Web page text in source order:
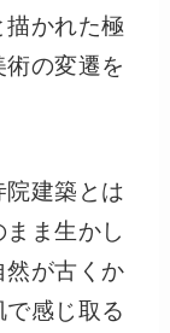
かれた極
の変遷を
建築とは
ま生かし
然が古くか
感じ取る